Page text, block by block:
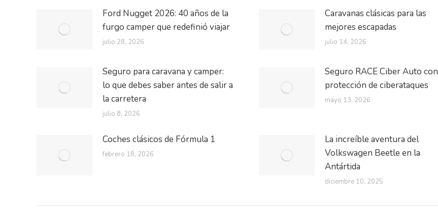
Ford Nugget 2026: 40 años de la
furgo camper que redefinió viajar
julio 28, 2026
Caravanas clásicas para las
mejores escapadas
julio 14, 2026
Seguro para caravana y camper:
lo que debes saber antes de salir a
la carretera
julio 8, 2026
Seguro RACE Ciber Auto con
protección de ciberataques
mayo 13, 2026
Coches clásicos de Fórmula 1
febrero 18, 2026
La increíble aventura del
Volkswagen Beetle en la
Antártida
diciembre 10, 2025